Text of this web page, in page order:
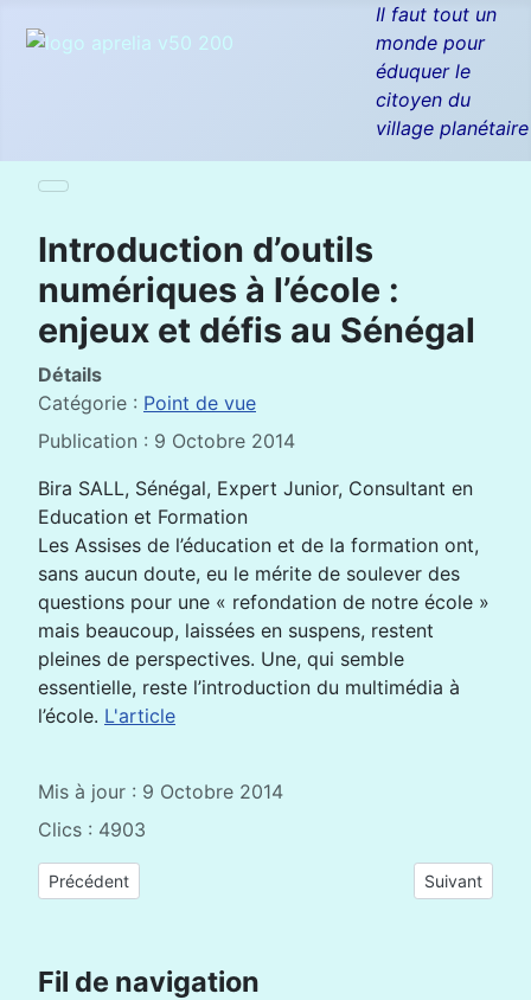
Il faut tout un
monde pour
éduquer le
citoyen du
village planétaire
Introduction d’outils
numériques à l’école :
enjeux et défis au Sénégal
Détails
Catégorie : Point de vue
Publication : 9 Octobre 2014
Bira SALL, Sénégal, Expert Junior, Consultant en
Education et Formation
Les Assises de l’éducation et de la formation ont,
sans aucun doute, eu le mérite de soulever des
questions pour une « refondation de notre école »
mais beaucoup, laissées en suspens, restent
pleines de perspectives. Une, qui semble
essentielle, reste l’introduction du multimédia à
l’école. L'article
Mis à jour : 9 Octobre 2014
Clics : 4903
Article précédent : Éveil de l’attention
Précédent Article
Suivant
Fil de navigation